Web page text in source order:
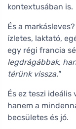
kontextusában is.
És a
ízletes, laktató,
egy régi francia
legdrágábbak,
térünk vissza."
És ez teszi ideális
hanem a
becsületes és jó.